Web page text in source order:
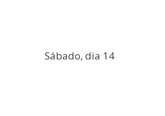
Sábado, dia 14